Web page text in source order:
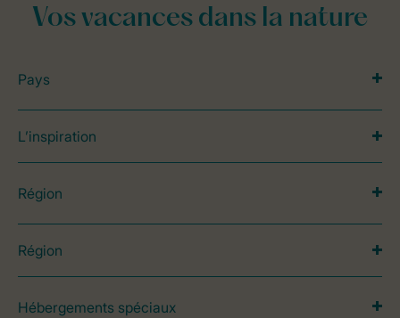
Vos vacances dans la nature
Pays
L’inspiration
Région
Région
Hébergements spéciaux